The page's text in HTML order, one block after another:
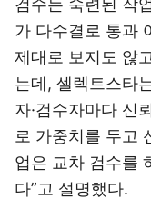
검수는 숙련된 작
가 다수결로 통과
제대로 보지도 않
는데, 셀렉트스타
자·검수자마다 신
로 가중치를 두고
업은 교차 검수를
다”고 설명했다.